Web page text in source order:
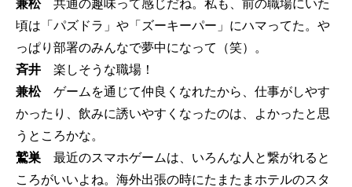
兼松共通の趣味って感じだね。私も、前の職場にいた
頃は「パズドラ」や「ズーキーパー」にハマってた。や
っぱり部署のみんなで夢中になって（笑）。
斉井 楽しそうな職場！
兼松ゲームを通じて仲良くなれたから、仕事がしやす
かったり、飲みに誘いやすくなったのは、よかったと思
うところかな。
鷲巣 最近のスマホゲームは、いろんな人と繋がれると
ころがいいよね。海外出張の時にたまたまホテルのスタ